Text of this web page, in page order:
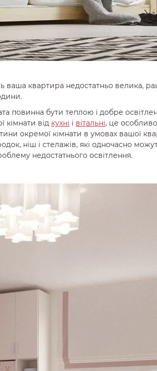
квартира недостатньо велика,
повинна бути теплою і добре
кімнати від кухні і вітальні, це
окремої кімнати в умовах вашої
ніш і стелажів, які одночасно
недостатнього освітлення.